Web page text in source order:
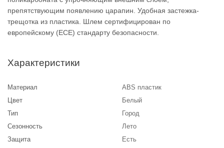
препятствующим появлению царапин. Удобная застежка-
трещотка из пластика. Шлем сертифицирован по
европейскому (ECE) стандарту безопасности.
Характеристики
Материал
ABS пластик
Цвет
Белый
Тип
Город
Сезонность
Лето
Защита
Есть